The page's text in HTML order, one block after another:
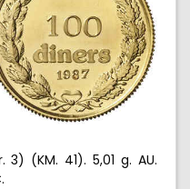
3) (KM. 41). 5,01 g. AU.